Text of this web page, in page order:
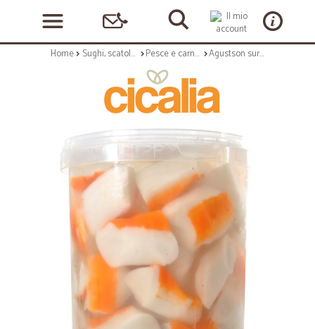
Home Sughi, scatolame e condimenti Pesce e carne in scatola Agustson surimi in salamoia gr.900